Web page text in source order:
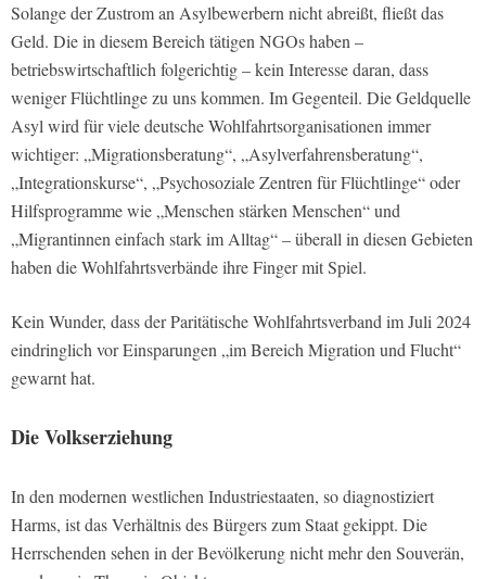
Solange der Zustrom an Asylbewerbern nicht abreißt, fließt das
Geld. Die in diesem Bereich tätigen NGOs haben –
betriebswirtschaftlich folgerichtig – kein Interesse daran, dass
weniger Flüchtlinge zu uns kommen. Im Gegenteil. Die Geldquelle
Asyl wird für viele deutsche Wohlfahrtsorganisationen immer
wichtiger: „Migrationsberatung“, „Asylverfahrensberatung“,
„Integrationskurse“, „Psychosoziale Zentren für Flüchtlinge“ oder
Hilfsprogramme wie „Menschen stärken Menschen“ und
„Migrantinnen einfach stark im Alltag“ – überall in diesen Gebieten
haben die Wohlfahrtsverbände ihre Finger mit Spiel.
Kein Wunder, dass der Paritätische Wohlfahrtsverband im Juli 2024
eindringlich vor Einsparungen „im Bereich Migration und Flucht“
gewarnt hat.
Die Volkserziehung
In den modernen westlichen Industriestaaten, so diagnostiziert
Harms, ist das Verhältnis des Bürgers zum Staat gekippt. Die
Herrschenden sehen in der Bevölkerung nicht mehr den Souverän,